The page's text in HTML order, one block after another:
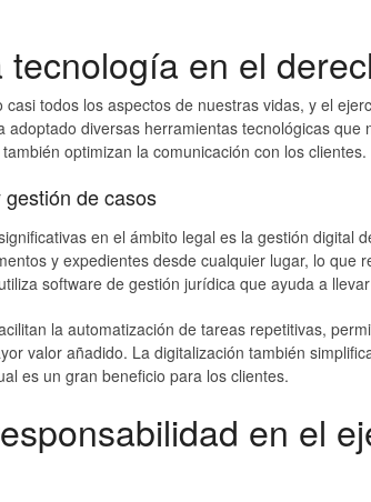
tecnología en el
todos los aspectos de nuestras vidas, y el
adoptado diversas herramientas tecnológicas que
optimizan la comunicación con los clientes.
de casos
en el ámbito legal es la gestión digital
y expedientes desde cualquier lugar, lo que
software de gestión jurídica que ayuda a
la automatización de tareas repetitivas,
valor añadido. La digitalización también
es un gran beneficio para los clientes.
en el